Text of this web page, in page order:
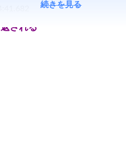
される
続きを見る